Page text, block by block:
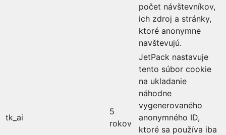
počet návštevníkov,
ich zdroj a stránky,
ktoré anonymne
navštevujú.
tk_ai
5
rokov
JetPack nastavuje
tento súbor cookie
na ukladanie
náhodne
vygenerovaného
anonymného ID,
ktoré sa používa iba